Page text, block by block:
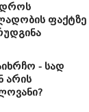
დროს
ფაქტზე
- სად
არის